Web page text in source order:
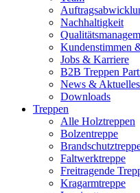
Nachhaltigkeit
Kundenstimmen
Jobs & Karriere
B2B Treppen
News & Aktuelles
Downloads
Treppen
Alle Holztreppen
Bolzentreppe
Faltwerktreppe
Freitragende
Kragarmtreppe